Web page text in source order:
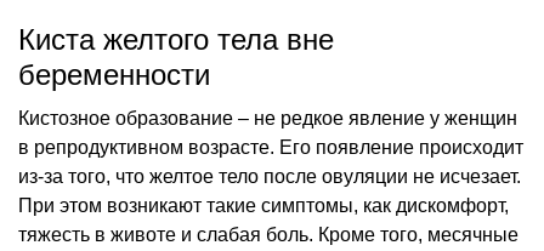
Киста желтого тела вне
беременности
Кистозное образование – не редкое явление у женщин
в репродуктивном возрасте. Его появление происходит
из-за того, что желтое тело после овуляции не исчезает.
При этом возникают такие симптомы, как дискомфорт,
тяжесть в животе и слабая боль. Кроме того, месячные